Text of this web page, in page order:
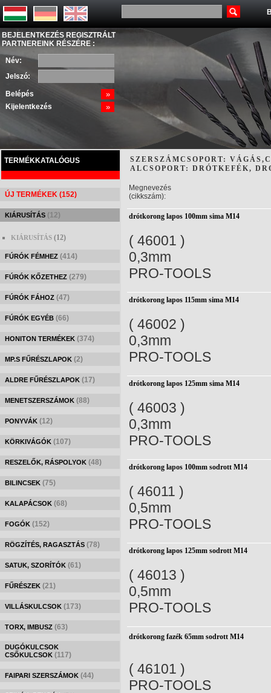
BEJELENTKEZÉS REGISZTRÁLT
PARTNEREINK RÉSZÉRE :
Név:
Jelszó:
Belépés »
Kijelentkezés »
TERMÉKKATALÓGUS
ÚJ TERMÉKEK (152)
KIÁRUSÍTÁS (12)
KIÁRUSÍTÁS (12)
FÚRÓK FÉMHEZ (414)
FÚRÓK KŐZETHEZ (279)
FÚRÓK FÁHOZ (47)
FÚRÓK EGYÉB (66)
HONITON TERMÉKEK (374)
MP.S FŰRÉSZLAPOK (2)
ALDRE FŰRÉSZLAPOK (17)
MENETSZERSZÁMOK (88)
PONYVÁK (12)
KÖRKIVÁGÓK (107)
RESZELŐK, RÁSPOLYOK (48)
BILINCSEK (75)
KALAPÁCSOK (68)
FOGÓK (152)
RÖGZÍTÉS, RAGASZTÁS (78)
SATUK, SZORÍTÓK (61)
FŰRÉSZEK (21)
VILLÁSKULCSOK (173)
TORX, IMBUSZ (63)
DUGÓKULCSOK
CSŐKULCSOK (117)
FAIPARI SZERSZÁMOK (44)
SZERSZÁMCSOPORT:
ALCSOPORT: DRÓTKEFÉK,
Megnevezés
(cikkszám):
drótkorong lapos 100mm sima M14
( 46001 )
0,3mm
PRO-TOOLS
drótkorong lapos 115mm sima M14
( 46002 )
0,3mm
PRO-TOOLS
drótkorong lapos 125mm sima M14
( 46003 )
0,3mm
PRO-TOOLS
drótkorong lapos 100mm sodrott M14
( 46011 )
0,5mm
PRO-TOOLS
drótkorong lapos 125mm sodrott M14
( 46013 )
0,5mm
PRO-TOOLS
drótkorong fazék 65mm sodrott M14
( 46101 )
PRO-TOOLS